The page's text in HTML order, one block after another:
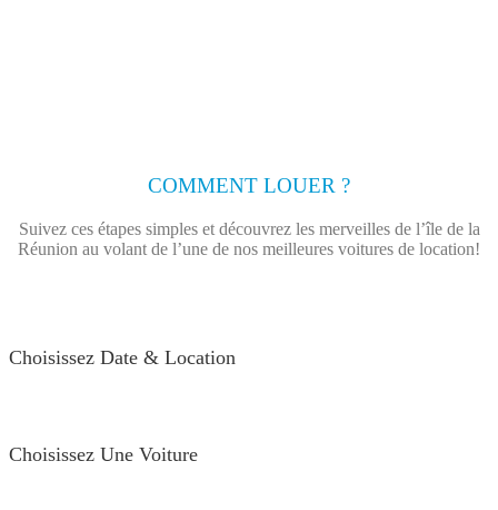
COMMENT LOUER ?
Suivez ces étapes simples et découvrez les merveilles de l’île de la
Réunion au volant de l’une de nos meilleures voitures de location!
Choisissez Date & Location
Choisissez Une Voiture